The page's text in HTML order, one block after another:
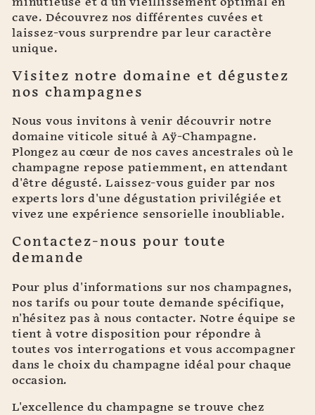
cave. Découvrez nos différentes cuvées et
laissez-vous surprendre par leur caractère
unique.
Visitez notre domaine et dégustez
nos champagnes
Nous vous invitons à venir découvrir notre
domaine viticole situé à Aÿ-Champagne.
Plongez au cœur de nos caves ancestrales où le
champagne repose patiemment, en attendant
d'être dégusté. Laissez-vous guider par nos
experts lors d'une dégustation privilégiée et
vivez une expérience sensorielle inoubliable.
Contactez-nous pour toute
demande
Pour plus d'informations sur nos champagnes,
nos tarifs ou pour toute demande spécifique,
n'hésitez pas à nous contacter. Notre équipe se
tient à votre disposition pour répondre à
toutes vos interrogations et vous accompagner
dans le choix du champagne idéal pour chaque
occasion.
L'excellence du champagne se trouve chez